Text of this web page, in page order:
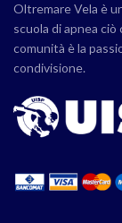
Oltremare Vela è
scuola di apnea
comunità è la
condivisione.